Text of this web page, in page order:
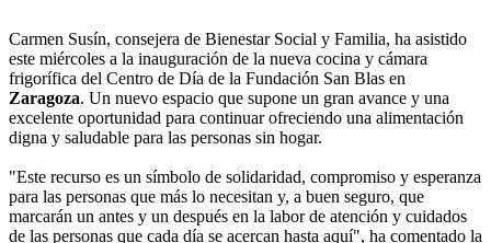
Carmen Susín, consejera de Bienestar Social y Familia, ha asistido
este miércoles a la inauguración de la nueva cocina y cámara
frigorífica del Centro de Día de la Fundación San Blas en
Zaragoza. Un nuevo espacio que supone un gran avance y una
excelente oportunidad para continuar ofreciendo una alimentación
digna y saludable para las personas sin hogar.
"Este recurso es un símbolo de solidaridad, compromiso y esperanza
para las personas que más lo necesitan y, a buen seguro, que
marcarán un antes y un después en la labor de atención y cuidados
de las personas que cada día se acercan hasta aquí", ha comentado la